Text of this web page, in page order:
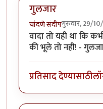
गुलजार
चांदणे संदीपगुरुवार, 29/
वादा तो यही था कि
की भूले तो नही! -
प्रतिसाद देण्यासाठी